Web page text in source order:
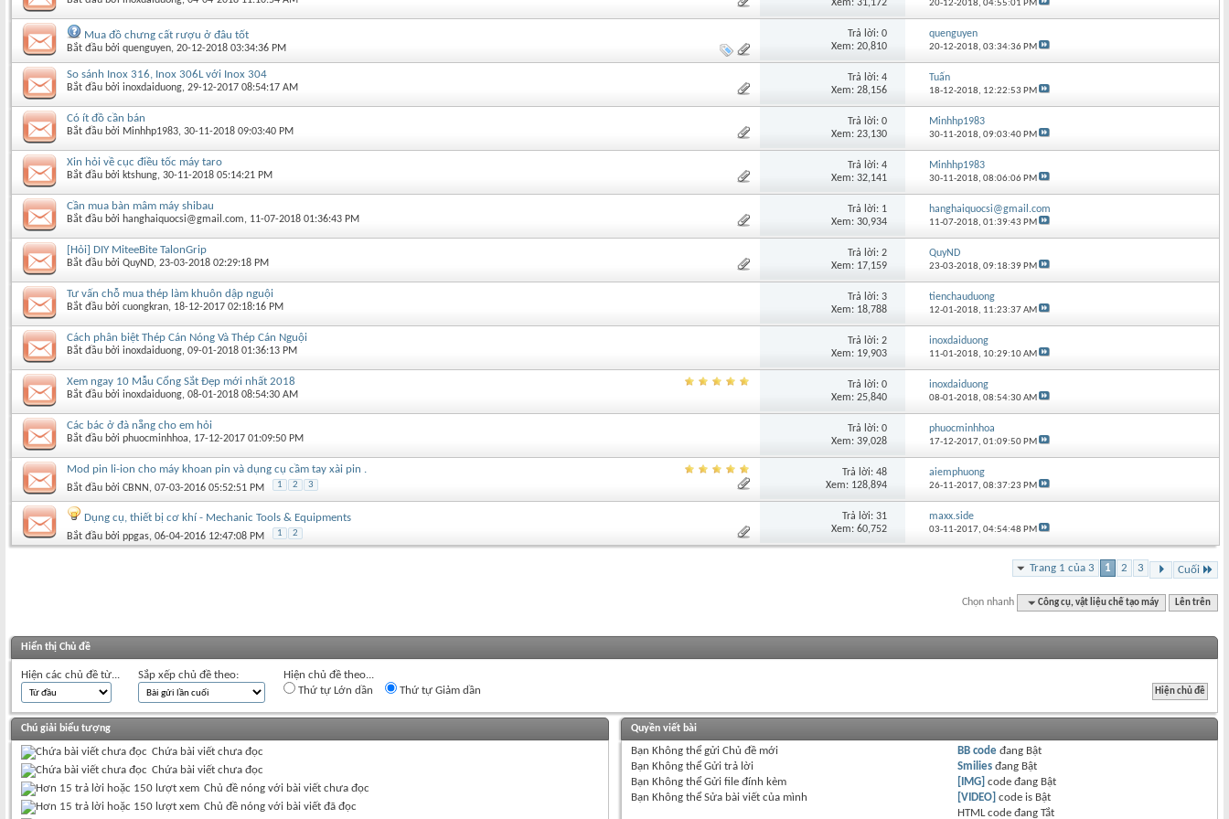
Xem: 31,172 20-12-2018,04:55:01 PM
Mua đồ chưng cất rượu ở đâu tốt
Bắt đầu bởi quenguyen‎, 20-12-2018 03:34:36 PM
Trả lời: 0
Xem: 20,810
quenguyen
20-12-2018,03:34:36 PM
So sánh Inox 316, Inox 306L với Inox 304
Bắt đầu bởi inoxdaiduong‎, 29-12-2017 08:54:17 AM
Trả lời: 4
Xem: 28,156
Tuấn
18-12-2018, 12:22:53 PM
Có ít đồ cần bán
Bắt đầu bởi Minhhp1983‎, 30-11-2018 09:03:40 PM
Trả lời: 0
Xem: 23,130
Minhhp1983
30-11-2018,09:03:40 PM
Xin hỏi về cục điều tốc máy taro
Bắt đầu bởi ktshung‎, 30-11-2018 05:14:21 PM
Trả lời: 4
Xem: 32,141
Minhhp1983
30-11-2018,08:06:06 PM
Cần mua bàn mâm máy shibau
Bắt đầu bởi hanghaiquocsi@gmail.com‎, 11-07-2018 01:36:43 PM
Trả lời: 1
Xem: 30,934
hanghaiquocsi@gmail.com
11-07-2018,01:39:43 PM
[Hỏi] DIY MiteeBite TalonGrip
Bắt đầu bởi QuyND‎, 23-03-2018 02:29:18 PM
Trả lời: 2
Xem: 17,159
QuyND
23-03-2018,09:18:39 PM
Tư vấn chỗ mua thép làm khuôn dập nguội
Bắt đầu bởi cuongkran‎, 18-12-2017 02:18:16 PM
Trả lời: 3
Xem: 18,788
tienchauduong
12-01-2018, 11:23:37 AM
Cách phân biệt Thép Cán Nóng Và Thép Cán Nguội
Bắt đầu bởi inoxdaiduong‎, 09-01-2018 01:36:13 PM
Trả lời: 2
Xem: 19,903
inoxdaiduong
11-01-2018, 10:29:10 AM
Xem ngay 10 Mẫu Cổng Sắt Đẹp mới nhất 2018
Bắt đầu bởi inoxdaiduong‎, 08-01-2018 08:54:30 AM
Trả lời: 0
Xem: 25,840
inoxdaiduong
08-01-2018,08:54:30 AM
Các bác ở đà nẵng cho em hỏi
Bắt đầu bởi phuocminhhoa‎, 17-12-2017 01:09:50 PM
Trả lời: 0
Xem: 39,028
phuocminhhoa
17-12-2017,01:09:50 PM
Mod pin li-ion cho máy khoan pin và dụng cụ cầm tay xài pin .
Bắt đầu bởi CBNN ‎, 07-03-2016 05:52:51 PM 1 2 3
Trả lời: 48
Xem: 128,894
aiemphuong
26-11-2017,08:37:23 PM
Dụng cụ, thiết bị cơ khí - Mechanic Tools & Equipments
Bắt đầu bởi ppgas‎, 06-04-2016 12:47:08 PM 1 2
Trả lời: 31
Xem: 60,752
maxx.side
03-11-2017,04:54:48 PM
Trang 1 của 3 1 2 3 Cuối
Chọn nhanh Công cụ, vật liệu chế tạo máy Lên trên
Hiển thị Chủ đề
Hiện các chủ đề từ... Sắp xếp chủ đề theo:
Hiện chủ đề theo...
Thứ tự Lớn dần
Thứ tự Giảm dần
Chú giải biểu tượng
Chứa bài viết chưa đọc
Chứa bài viết chưa đọc
Chủ đề nóng với bài viết chưa đọc
Chủ đề nóng với bài viết đã đọc
Quyền viết bài
Bạn Không thểgửi Chủ đề mới
Bạn Không thểGửi trả lời
Bạn Không thểGửi file đính kèm
Bạn Không thểSửa bài viết của mình
BB code đang Bật
Smilies đang Bật
[IMG] code đang Bật
[VIDEO] code is Bật
HTML code đangTắt